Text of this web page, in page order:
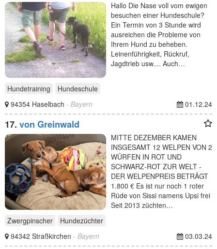
Hallo Die Nase voll vom ewigen
besuchen einer Hundeschule?
Ein Termin von 3 Stunde wird
ausreichen die Probleme von
Ihrem Hund zu beheben.
Leinenführigkeit, Rückruf,
Jagdtrieb usw.... Auch…
Hundetraining
Hundeschule
94354 Haselbach - Bayern 01.12.24
17. von Greinwald
MITTE DEZEMBER KAMEN
INSGESAMT 12 WELPEN VON 2
WÜRFEN IN ROT UND
SCHWARZ-ROT ZUR WELT -
DER WELPENPREIS BETRÄGT
1.800 € Es ist nur noch 1 roter
Rüde von Sissi namens Upsi frei
Seit 2013 züchten…
Zwergpinscher
Hundezüchter
94342 Straßkirchen - Bayern 03.03.24